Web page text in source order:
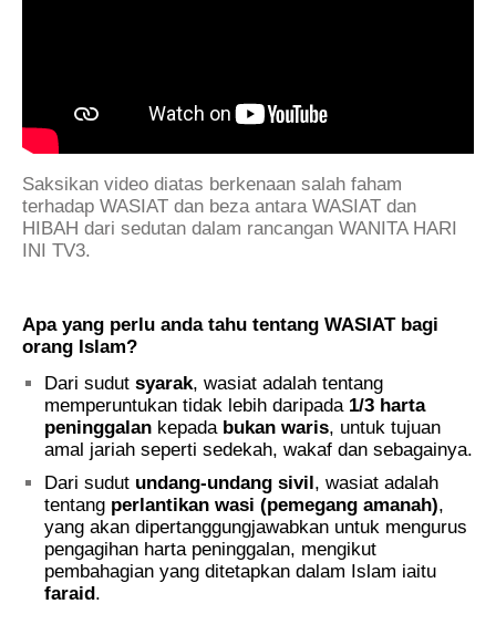
Saksikan video diatas berkenaan salah faham
terhadap WASIAT dan beza antara WASIAT dan
HIBAH dari sedutan dalam rancangan WANITA HARI
INI TV3.
Apa yang perlu anda tahu tentang WASIAT bagi
orang Islam?
Dari sudut syarak, wasiat adalah tentang
memperuntukan tidak lebih daripada 1/3 harta
peninggalan kepada bukan waris, untuk tujuan
amal jariah seperti sedekah, wakaf dan sebagainya.
Dari sudut undang-undang sivil , wasiat adalah
tentang perlantikan wasi (pemegang amanah),
yang akan dipertanggungjawabkan untuk mengurus
pengagihan harta peninggalan, mengikut
pembahagian yang ditetapkan dalam Islam iaitu
faraid .